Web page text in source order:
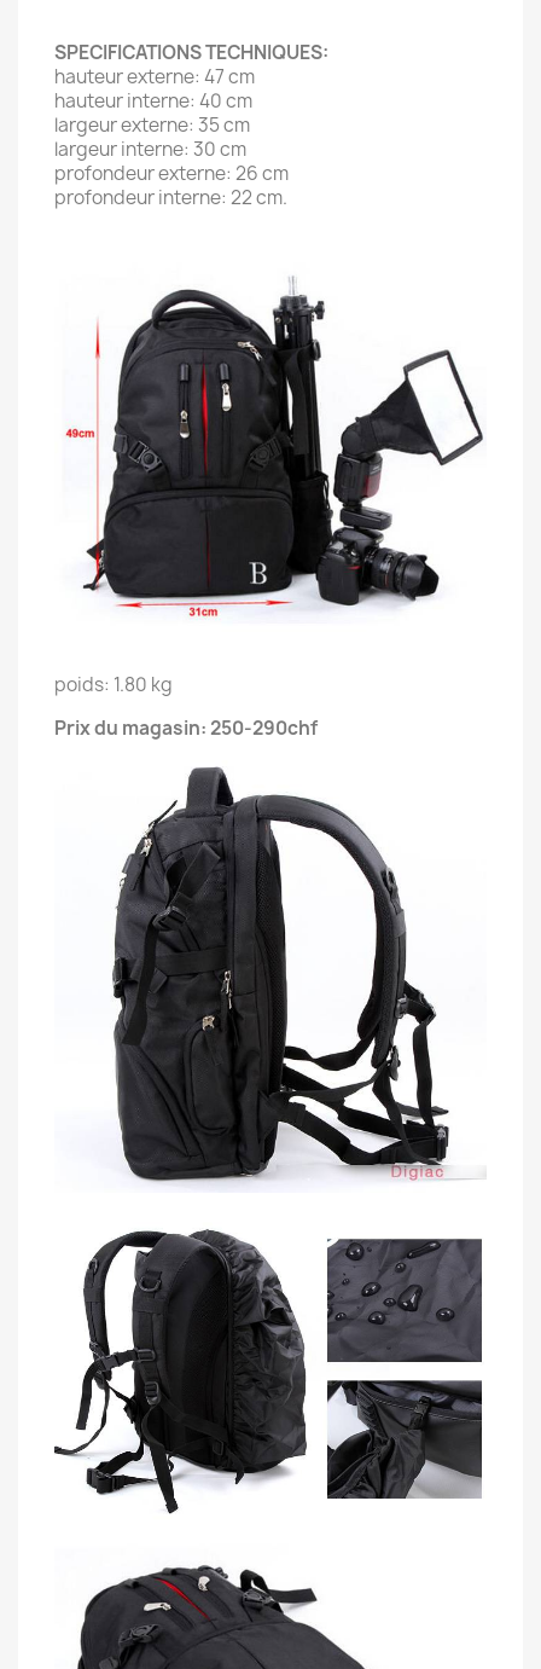
SPECIFICATIONS TECHNIQUES:
hauteur externe: 47 cm
hauteur interne: 40 cm
largeur externe: 35 cm
largeur interne: 30 cm
profondeur externe: 26 cm
profondeur interne: 22 cm.
poids: 1.80 kg
Prix du magasin: 250-290chf